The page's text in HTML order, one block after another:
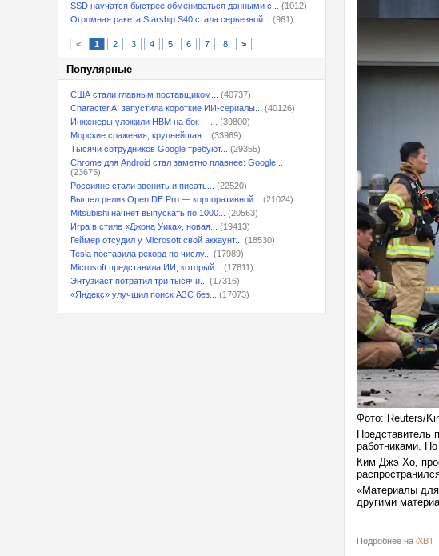
SSD научатся быстрее обмениваться данными с...
(1012)
Огромная ракета Starship S40 стала серьезной...
(961)
< 1 2 3 4 5 6 7 8 >
Популярные
США стали главным поставщиком...
(40737)
Character.AI запустила короткие ИИ-сериалы...
(40126)
Инженеры уложили HBM на бок —...
(39800)
Морские сражения, крупнейшая...
(33969)
Тысячи сотрудников Google требуют...
(29355)
Chrome для Android стал заметно плавнее: Google...
(23675)
Россияне стали звонить и писать...
(22520)
Вышел релиз OpenIDE Pro — корпоративной...
(21024)
Mitsubishi начнёт выпускать по 1000...
(20563)
Игра в стиле «Джона Уика», новая...
(19413)
Геймер отсудил у Microsoft свой аккаунт...
(18530)
Tesla поставила рекорд по числу...
(17989)
Microsoft представила ИИ, который...
(17811)
Энтузиаст потратил три тысячи...
(17316)
«Яндекс» улучшил поиск АЗС без...
(17073)
Фото: Reuters/
Представитель
работниками.
Ким Джэ Хо,
«Материалы
другими
Подробнее на iXBT